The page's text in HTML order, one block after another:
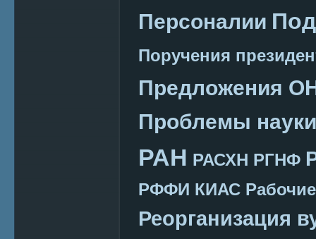
Персоналии
Поручения
Предложения
Проблемы науки
РАН РАСХН РГНФ
РФФИ КИАС
Реорганизация